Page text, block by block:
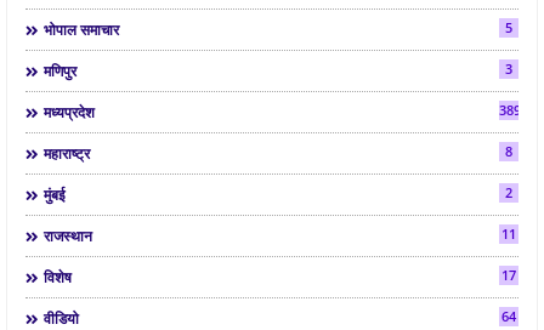
भोपाल समाचार 5
मणिपुर 3
मध्यप्रदेश 3892
महाराष्ट्र 8
मुंबई 2
राजस्थान 11
विशेष 17
वीडियो 64